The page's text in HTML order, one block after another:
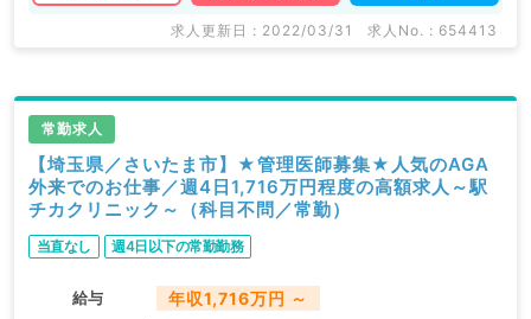
求人更新日 : 2022/03/31 求人No. : 654413
常勤求人
【埼玉県／さいたま市】★管理医師募集★人気のAGA
外来でのお仕事／週4日1,716万円程度の高額求人～駅
チカクリニック～（科目不問／常勤）
当直なし 週4日以下の常勤勤務
給与 年収1,716万円 ～